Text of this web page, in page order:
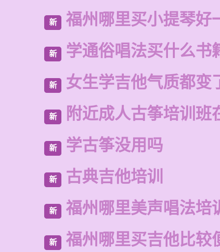
新 福州哪里买小提琴好
新 学通俗唱法买什么书
新 女生学吉他气质都变
新 附近成人古筝培训班
新 学古筝没用吗
新 古典吉他培训
新 福州哪里美声唱法培
新 福州哪里买吉他比较